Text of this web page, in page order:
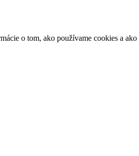
o tom, ako používame cookies a